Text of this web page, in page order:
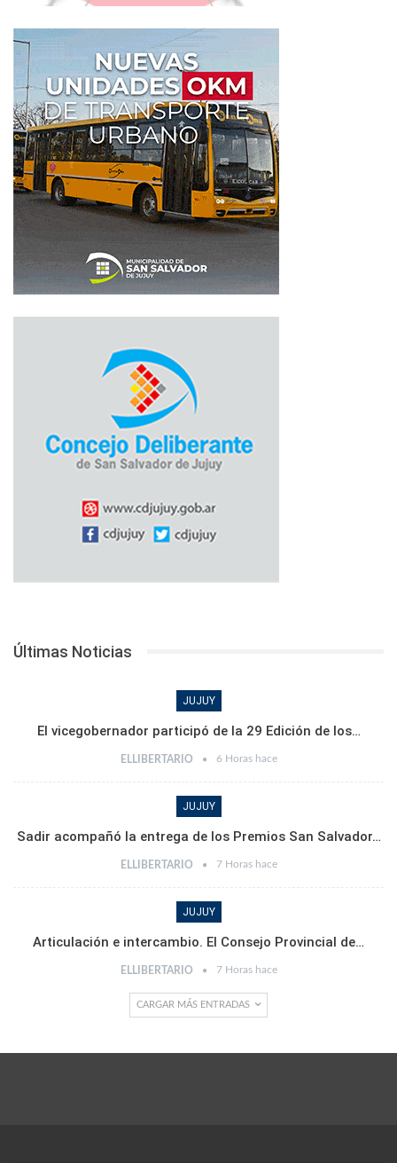
Últimas Noticias
JUJUY
El vicegobernador participó de la 29 Edición de los…
ELLIBERTARIO 6 Horas hace
JUJUY
Sadir acompañó la entrega de los Premios San Salvador…
ELLIBERTARIO 7 Horas hace
JUJUY
Articulación e intercambio. El Consejo Provincial de…
ELLIBERTARIO 7 Horas hace
CARGAR MÁS ENTRADAS